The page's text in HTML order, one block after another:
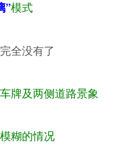
”模式
全没有了
牌及两侧道路景象
糊的情况